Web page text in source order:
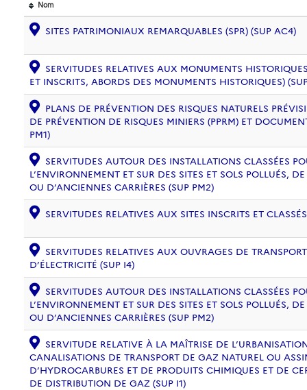
Nom
SITES PATRIMONIAUX REMARQUABLES (SPR) (SUP AC4)
SERVITUDES RELATIVES AUX MONUMENTS
ET INSCRITS, ABORDS DES MONUMENTS HISTORIQUES)
PLANS DE PRÉVENTION DES RISQUES NATURELS
DE PRÉVENTION DE RISQUES MINIERS (PPRM) ET
PM1)
SERVITUDES AUTOUR DES INSTALLATIONS CLASSÉES
L’ENVIRONNEMENT ET SUR DES SITES ET SOLS POLLUÉS,
OU D’ANCIENNES CARRIÈRES (SUP PM2)
SERVITUDES RELATIVES AUX SITES INSCRITS ET
SERVITUDES RELATIVES AUX OUVRAGES DE
D’ÉLECTRICITÉ (SUP I4)
SERVITUDES AUTOUR DES INSTALLATIONS CLASSÉES
L’ENVIRONNEMENT ET SUR DES SITES ET SOLS POLLUÉS,
OU D’ANCIENNES CARRIÈRES (SUP PM2)
SERVITUDE RELATIVE À LA MAÎTRISE DE
CANALISATIONS DE TRANSPORT DE GAZ NATUREL OU
D’HYDROCARBURES ET DE PRODUITS CHIMIQUES ET DE
DE DISTRIBUTION DE GAZ (SUP I1)